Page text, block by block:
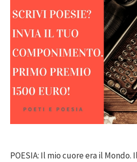
POESIA: Il mio cuore era il Mondo.